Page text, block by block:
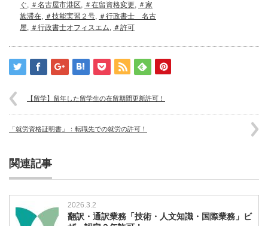
ぐ, ＃名古屋市港区, ＃在留資格変更, ＃家
族滞在, ＃技能実習２号, ＃行政書士 名古
屋, ＃行政書士オフィスエム, ＃許可
【留学】留年した留学生の在留期間更新許可！
「就労資格証明書」：転職先での就労の許可！
関連記事
2026.3.2
翻訳・通訳業務「技術・人文知識・国際業務」ビ